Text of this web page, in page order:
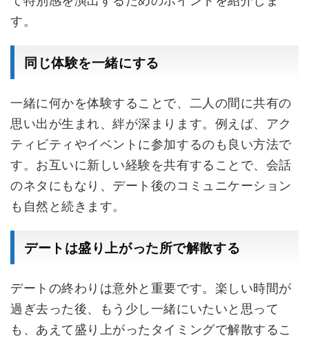
す。
同じ体験を一緒にする
一緒に何かを体験することで、二人の間に共有の
思い出が生まれ、絆が深まります。例えば、アク
ティビティやイベントに参加するのも良い方法で
す。お互いに新しい経験を共有することで、会話
のネタにもなり、デート後のコミュニケーション
も自然と続きます。
デートは盛り上がった所で解散する
デートの終わりは意外と重要です。楽しい時間が
過ぎ去った後、もう少し一緒にいたいと思って
も、あえて盛り上がったタイミングで解散するこ